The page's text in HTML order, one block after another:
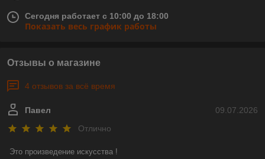
Сегодня работает с 10:00 до 18:00
Показать весь график работы
Отзывы о магазине
4 отзывов за всё время
09.07.2026
Павел
Отлично
Это произведение искусства !